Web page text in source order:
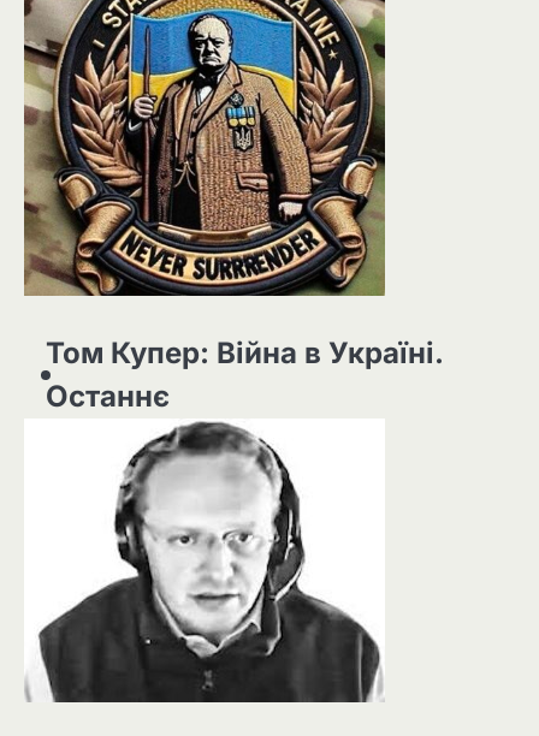
Том Купер: Війна в Україні.
Останнє